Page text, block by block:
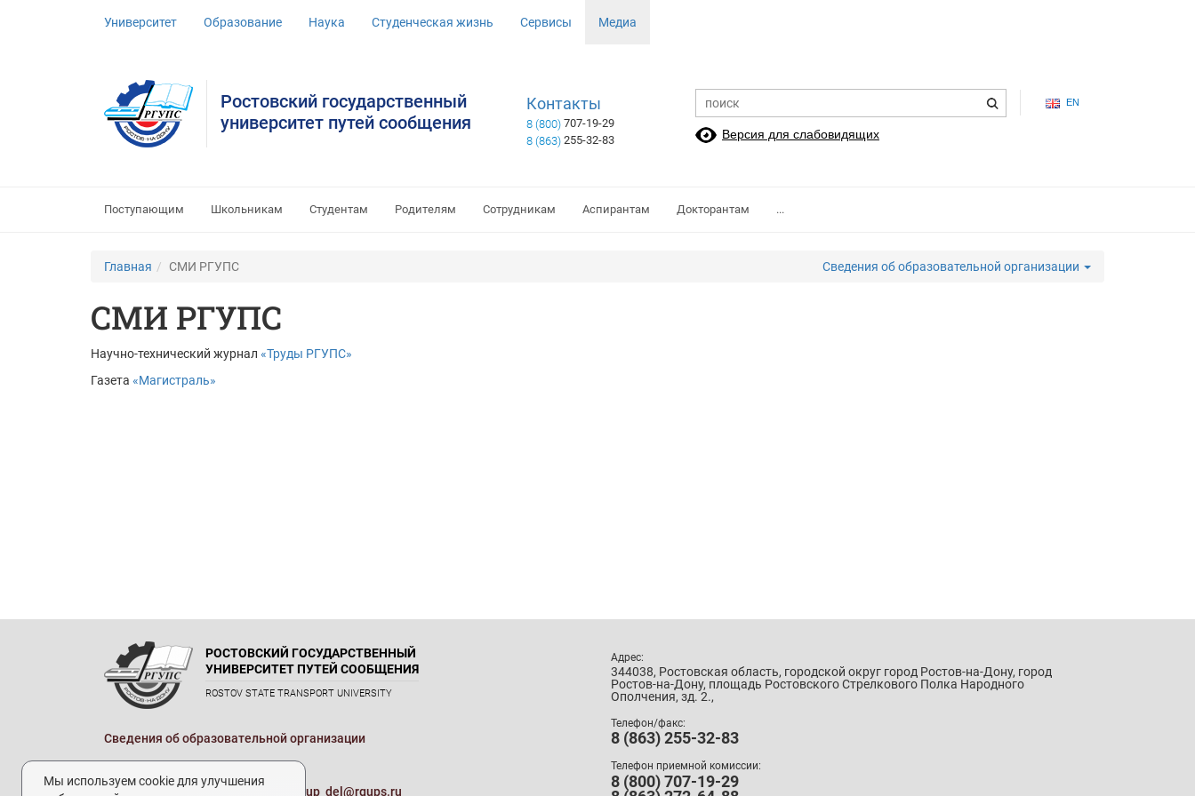
Университет Образование Наука Студенческая жизнь Сервисы Медиа
EN
Ростовский государственный
университет путей сообщения
Контакты
8 (800) 707-19-29
8 (863) 255-32-83 Версия для слабовидящих
Поступающим Школьникам Студентам Родителям Сотрудникам Аспирантам Докторантам ...
Главная СМИ РГУПС Сведения об образовательной организации
СМИ РГУПС
Научно-технический журнал «Труды РГУПС»
Газета «Магистраль»
РОСТОВСКИЙ ГОСУДАРСТВЕННЫЙ
УНИВЕРСИТЕТ ПУТЕЙ СООБЩЕНИЯ
ROSTOV STATE TRANSPORT UNIVERSITY
Сведения об образовательной организации
Реквизиты
Электронная почта университета: up_del@rgups.ru
Адрес:
344038, Ростовская область, городской округ город Ростов-на-Дону, город
Ростов-на-Дону, площадь Ростовского Стрелкового Полка Народного
Ополчения, зд. 2.,
Телефон/факс:
8 (863) 255-32-83
Телефон приемной комиссии:
8 (800) 707-19-29
Мы используем cookie для улучшения